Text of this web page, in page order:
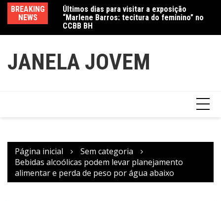
conteúdo
BREAKING
NEWS
CCBB BH
Amanda Mangili transforma beleza e
inclusão em conexão real nas redes
JANELA JOVEM
Página inicial
Sem categoria
Bebidas alcoólicas podem levar planejamento
alimentar e perda de peso por água abaixo